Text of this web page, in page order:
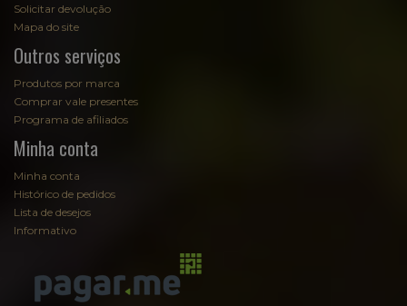
Solicitar devolução
Mapa do site
Outros serviços
Produtos por marca
Comprar vale presentes
Programa de afiliados
Minha conta
Minha conta
Histórico de pedidos
Lista de desejos
Informativo